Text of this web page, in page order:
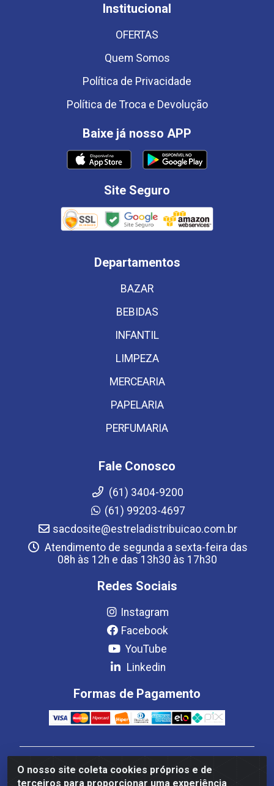
O nosso site coleta cookies próprios e de
terceiros para proporcionar uma experiência
Institucional
OFERTAS
Quem Somos
Política de Privacidade
Política de Troca e Devolução
Baixe já nosso APP
Site Seguro
Departamentos
BAZAR
BEBIDAS
INFANTIL
LIMPEZA
MERCEARIA
PAPELARIA
PERFUMARIA
Fale Conosco
(61) 3404-9200
(61) 99203-4697
sacdosite@estreladistribuicao.com.br
Atendimento de segunda a sexta-feira das
08h às 12h e das 13h30 às 17h30
Redes Sociais
Instagram
Facebook
YouTube
Linkedin
Formas de Pagamento
Estrela Distribuição LTDA - CNPJ 08.691.096/0001-93 -
Setor Setor de Industria Qi 22 Lt 7, 9, 11, 13, 14 Ao 32,